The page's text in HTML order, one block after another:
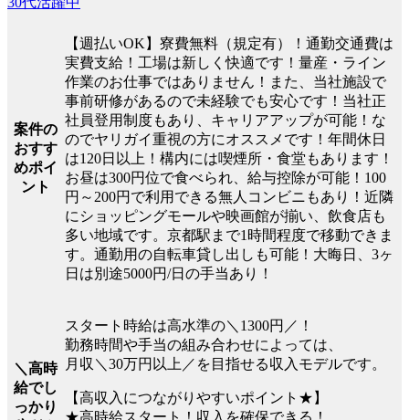
案件の
おすす
めポイ
ント
【週払いOK】寮費無料（規定有）！通勤交通費は
実費支給！工場は新しく快適です！量産・ライン
作業のお仕事ではありません！また、当社施設で
事前研修があるので未経験でも安心です！当社正
社員登用制度もあり、キャリアアップが可能！な
のでヤリガイ重視の方にオススメです！年間休日
は120日以上！構内には喫煙所・食堂もあります！
お昼は300円位で食べられ、給与控除が可能！100
円～200円で利用できる無人コンビニもあり！近隣
にショッピングモールや映画館が揃い、飲食店も
多い地域です。京都駅まで1時間程度で移動できま
す。通勤用の自転車貸し出しも可能！大晦日、3ヶ
日は別途5000円/日の手当あり！
＼高時
給でし
っかり
スタート時給は高水準の＼1300円／！
勤務時間や手当の組み合わせによっては、
月収＼30万円以上／を目指せる収入モデルです。
【高収入につながりやすいポイント★】
★高時給スタート！収入を確保できる！